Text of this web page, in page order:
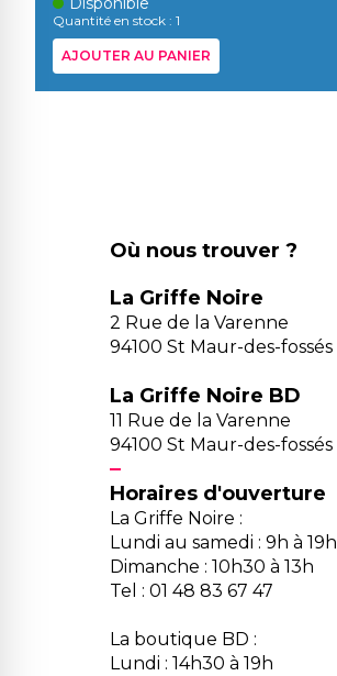
Quantité en stock : 1
AJOUTER AU PANIER
Où nous trouver ?
La Griffe Noire
2 Rue de la Varenne
94100 St Maur-des-fossés
La Griffe Noire BD
11 Rue de la Varenne
94100 St Maur-des-fossés
Horaires d'ouverture
La Griffe Noire :
Lundi au samedi : 9h à 19h
Dimanche : 10h30 à 13h
Tel : 01 48 83 67 47
La boutique BD :
Lundi : 14h30 à 19h